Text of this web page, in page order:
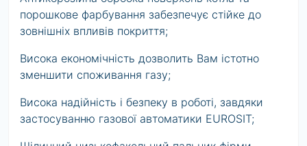
порошкове фарбування забезпечує стійке до
зовнішніх впливів покриття;
Висока економічність дозволить Вам істотно
зменшити споживання газу;
Висока надійність і безпеку в роботі, завдяки
застосуванню газової автоматики EUROSIT;